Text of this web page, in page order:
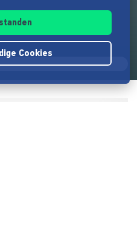
- SAVE
Cookies